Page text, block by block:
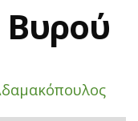
Βυρού